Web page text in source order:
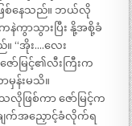
စ်နေသည်။ ဘယ်လို
နဲကွာသွားပြီး နို့အစို့ခံ
“အိုး….လေး
ာ်မြင့်၏လီးကြီးက
န်းမသိ။
ဖြစ်ကာ ဇော်မြင့်က
ချက်အညှောင့်ခံလိုက်ရ